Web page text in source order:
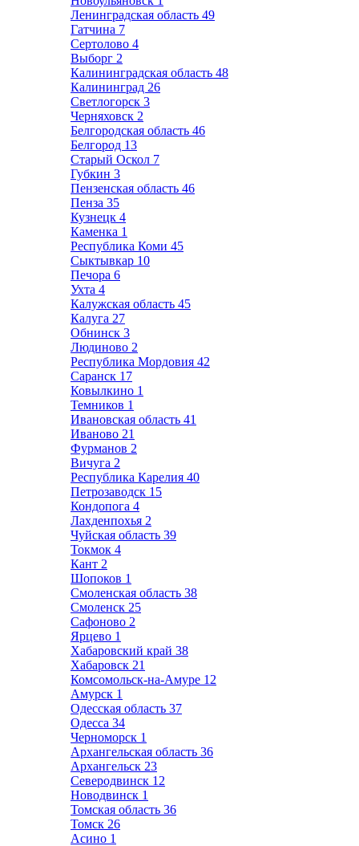
Ленинградская область 49
Гатчина 7
Сертолово 4
Выборг 2
Калининградская область 48
Калининград 26
Светлогорск 3
Черняховск 2
Белгородская область 46
Белгород 13
Старый Оскол 7
Губкин 3
Пензенская область 46
Пенза 35
Кузнецк 4
Каменка 1
Республика Коми 45
Сыктывкар 10
Печора 6
Ухта 4
Калужская область 45
Калуга 27
Обнинск 3
Людиново 2
Республика Мордовия 42
Саранск 17
Ковылкино 1
Темников 1
Ивановская область 41
Иваново 21
Фурманов 2
Вичуга 2
Республика Карелия 40
Петрозаводск 15
Кондопога 4
Лахденпохья 2
Чуйская область 39
Токмок 4
Кант 2
Шопоков 1
Смоленская область 38
Смоленск 25
Сафоново 2
Ярцево 1
Хабаровский край 38
Хабаровск 21
Комсомольск-на-Амуре 12
Амурск 1
Одесская область 37
Одесса 34
Черноморск 1
Архангельская область 36
Архангельск 23
Северодвинск 12
Новодвинск 1
Томская область 36
Томск 26
Асино 1